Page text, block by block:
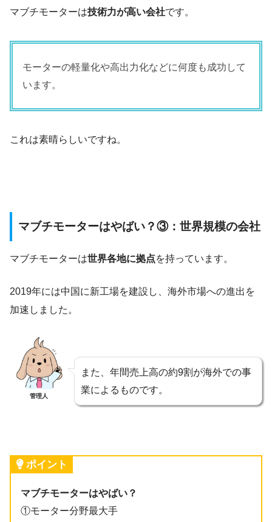
マブチモーターは技術力が高い会社です。
モーターの軽量化や高出力化などに何度も成功して
います。
これは素晴らしいですね。
マブチモーターはやばい？③：世界規模の会社
マブチモーターは世界各地に拠点を持っています。
2019年には中国に新工場を建設し、海外市場への進出を
加速しました。
管理人
また、年間売上高の約9割が海外での事
業によるものです。
ポイント
マブチモーターはやばい？
①モーター分野最大手